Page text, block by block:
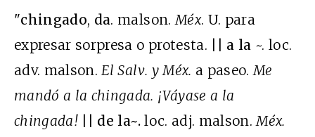
"chingado, da. malson.Méx. U. para
expresar sorpresa o protesta. || a la ~. loc.
adv. malson.El Salv. yMéx. a paseo.Me
mandó a la chingada. ¡Váyase a la
chingada!
de la~.loc. adj. malson.Méx.